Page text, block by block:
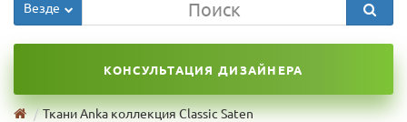
Везде
КОНСУЛЬТАЦИЯ ДИЗАЙНЕРА
Ткани Anka коллекция Classic Saten